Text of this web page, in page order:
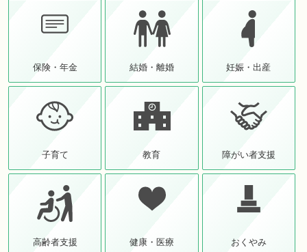
保険・年金 結婚・離婚 妊娠・出産
子育て 教育 障がい者支援
高齢者支援 健康・医療 おくやみ